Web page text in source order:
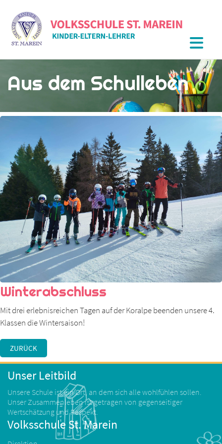
Aus dem Schulleben
Winterabschluss
Mit drei erlebnisreichen Tagen auf der Koralpe beenden unsere 4.
Klassen die Wintersaison!
ZURÜCK
Unser Leitbild
Unsere Schule ist ein Ort, an dem sich alle wohlfühlen sollen.
Unser Zusammenleben ist getragen von gegenseitiger
Wertschätzung und Respekt.
Volksschule St. Marein